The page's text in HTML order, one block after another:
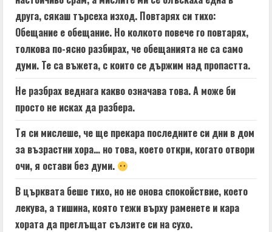
друга, сякаш търсеха изход. Повтарях си тихо:
Обещание е обещание. Но колкото повече го повтарях,
толкова по-ясно разбирах, че обещанията не са само
думи. Те са въжета, с които се държим над пропастта.
Не разбрах веднага какво означава това. А може би
просто не исках да разбера.
Тя си мислеше, че ще прекара последните си дни в дом
за възрастни хора… но това, което откри, когато отвори
очи, я остави без думи.
В църквата беше тихо, но не онова спокойствие, което
лекува, а тишина, която тежи върху раменете и кара
хората да преглъщат сълзите си на сухо.